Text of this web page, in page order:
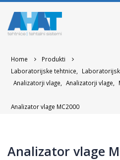
Home
Produkti
Laboratorijske tehtnice
Analizatorji vlage
Analizatorji vlage
Analizator vlage MC2000
Analizator vlage